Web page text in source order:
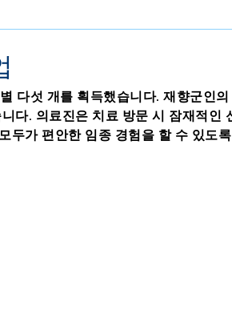
다섯 개를 획득했습니다. 재향군인
다. 의료진은 치료 방문 시 잠재적인
두가 편안한 임종 경험을 할 수 있도